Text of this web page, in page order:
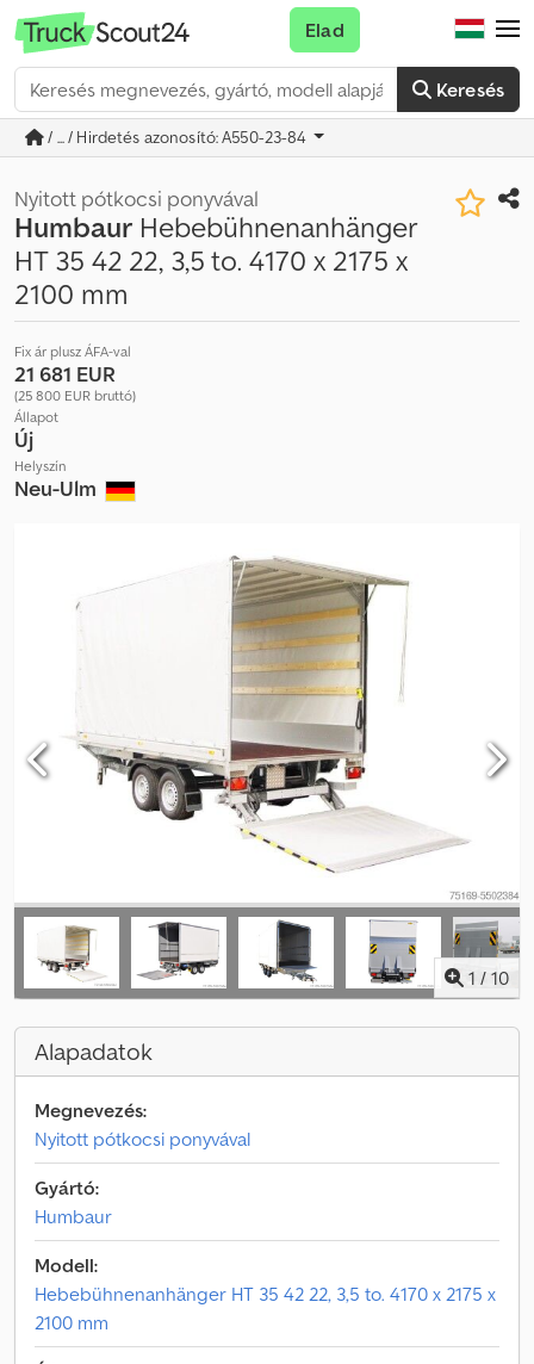
Keresés
Elad
/ ... / Hirdetés azonosító: A550-23-84
Nyitott pótkocsi ponyvával
Humbaur Hebebühnenanhänger
HT 35 42 22, 3,5 to. 4170 x 2175 x
2100 mm
Fix ár plusz ÁFA-val
21 681 EUR
(25 800 EUR bruttó)
Állapot
Új
Helyszín
Neu-Ulm
1 / 10
Alapadatok
Megnevezés:
Nyitott pótkocsi ponyvával
Gyártó:
Humbaur
Modell:
Hebebühnenanhänger HT 35 42 22, 3,5 to. 4170 x 2175 x
2100 mm